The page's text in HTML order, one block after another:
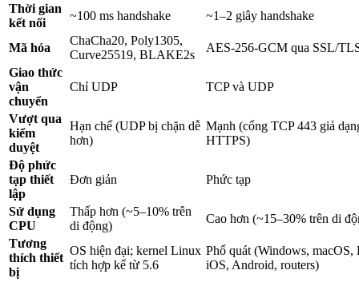
Thời gian
kết nối
~100 ms handshake ~1–2 giây handshake
Mã hóa
ChaCha20, Poly1305,
Curve25519, BLAKE2s
AES-256-GCM qua SSL/
Giao thức
vận
chuyển
Chỉ UDP TCP và UDP
Vượt qua
kiểm
duyệt
Hạn chế (UDP bị chặn dễ
hơn)
Mạnh (cổng TCP 443 giả
HTTPS)
Độ phức
tạp thiết
lập
Đơn giản Phức tạp
Sử dụng
CPU
Thấp hơn (~5–10% trên
di động)
Cao hơn (~15–30% trên di
Tương
thích thiết
bị
OS hiện đại; kernel Linux
tích hợp kể từ 5.6
Phổ quát (Windows, macOS,
iOS, Android, routers)